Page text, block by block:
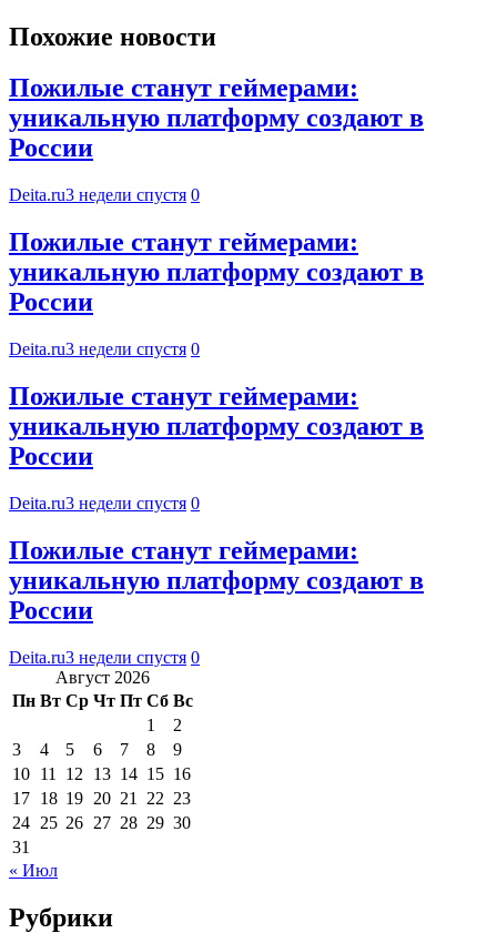
Похожие новости
Пожилые станут геймерами:
уникальную платформу создают в
России
Deita.ru3 недели спустя 0
Пожилые станут геймерами:
уникальную платформу создают в
России
Deita.ru3 недели спустя 0
Пожилые станут геймерами:
уникальную платформу создают в
России
Deita.ru3 недели спустя 0
Пожилые станут геймерами:
уникальную платформу создают в
России
Deita.ru3 недели спустя 0
Август 2026
Пн Вт Ср Чт Пт Сб Вс
1
2
3
4 5 6 7 8
9
10 11 12 13 14 15 16
17 18 19 20 21 22 23
24 25 26 27 28 29 30
31
« Июл
Рубрики